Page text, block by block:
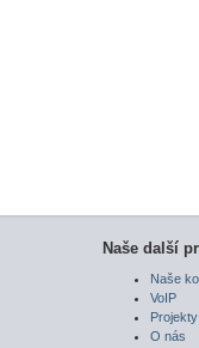
Naše další
Naše
VoIP
Projekty
O nás